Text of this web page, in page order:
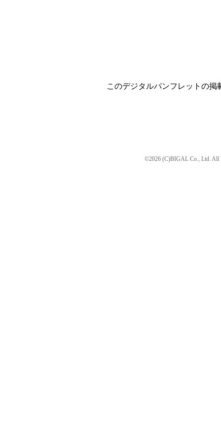
このデジタルパンフレットの掲
©2026 (C)BIGAL Co., Ltd. All